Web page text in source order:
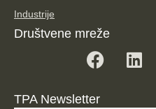
Industrije
Društvene mreže
TPA Newsletter